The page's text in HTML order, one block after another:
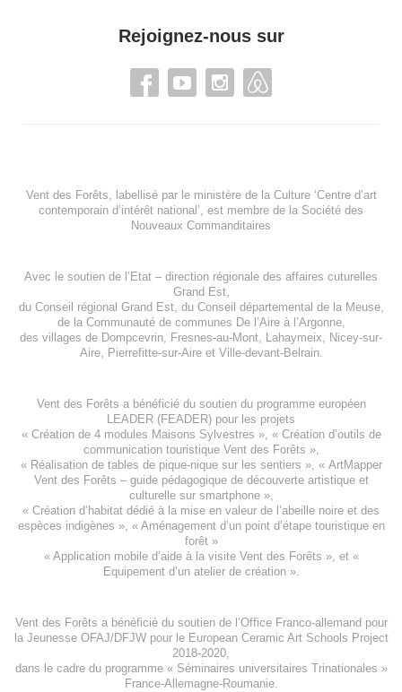
Rejoignez-nous sur
Vent des Forêts, labellisé par le ministère de la Culture ‘Centre d’art
contemporain d’intérêt national’, est membre de la Société des
Nouveaux Commanditaires
Avec le soutien de l’ Etat – direction régionale des affaires cuturelles
Grand Est,
du Conseil régional Grand Est, du Conseil départemental de la Meuse,
de la Communauté de communes De l’Aire à l’Argonne,
des villages de Dompcevrin, Fresnes-au-Mont, Lahaymeix, Nicey-sur-
Aire, Pierrefitte-sur-Aireet Ville-devant-Belrain.
Vent des Forêts a bénéficié du soutien du programme européen
LEADER (FEADER) pour les projets
« Création de 4 modules Maisons Sylvestres », « Création d’outils de
communication touristique Vent des Forêts »,
« Réalisation de tables de pique-nique sur les sentiers », « ArtMapper
Vent des Forêts – guide pédagogique de découverte artistique et
culturelle sur smartphone »,
« Création d’habitat dédié à la mise en valeur de l’abeille noire et des
espèces indigènes », « Aménagement d’un point d’étape touristique en
forêt»
« Application mobile d’aide à la visite Vent des Forêts », et «
Equipement d’un atelier de création».
Vent des Forêts a bénéficié du soutien de l’Office Franco-allemand pour
la Jeunesse OFAJ/DFJWpour leEuropean Ceramic Art Schools Project
2018-2020,
dans le cadre du programme « Séminaires universitaires Trinationales »
France-Allemagne-Roumanie.